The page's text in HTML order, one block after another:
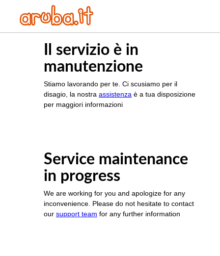
Il servizio è in
manutenzione
Stiamo lavorando per te. Ci scusiamo per il
disagio, la nostra assistenza è a tua disposizione
per maggiori informazioni
Service maintenance
in progress
We are working for you and apologize for any
inconvenience. Please do not hesitate to contact
our support team for any further information